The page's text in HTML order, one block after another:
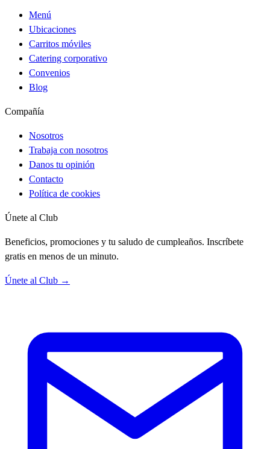
Menú
Ubicaciones
Carritos móviles
Catering corporativo
Convenios
Blog
Compañía
Nosotros
Trabaja con nosotros
Danos tu opinión
Contacto
Política de cookies
Únete al Club
Beneficios, promociones y tu saludo de cumpleaños. Inscríbete
gratis en menos de un minuto.
Únete al Club →